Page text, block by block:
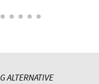
ALTERNATIVE